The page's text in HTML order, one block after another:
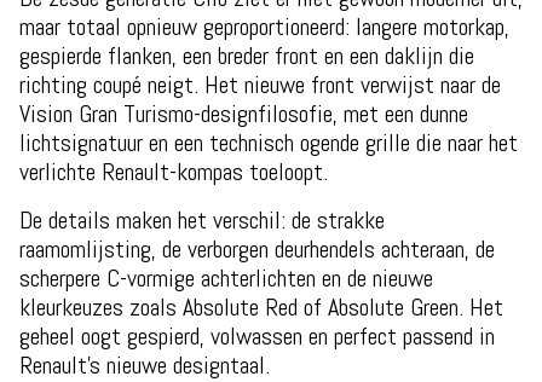
maar totaal opnieuw geproportioneerd: langere motorkap,
gespierde flanken, een breder front en een daklijn die
richting coupé neigt. Het nieuwe front verwijst naar de
Vision Gran Turismo-designfilosofie, met een dunne
lichtsignatuur en een technisch ogende grille die naar het
verlichte Renault-kompas toeloopt.
De details maken het verschil: de strakke
raamomlijsting, de verborgen deurhendels achteraan, de
scherpere C-vormige achterlichten en de nieuwe
kleurkeuzes zoals Absolute Red of Absolute Green. Het
geheel oogt gespierd, volwassen en perfect passend in
Renault’s nieuwe designtaal.